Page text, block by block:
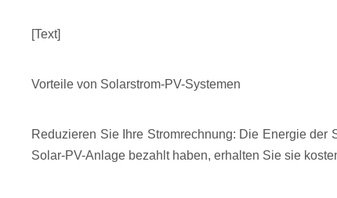
[Text]
Vorteile von Solarstrom-PV-Systemen
Reduzieren Sie Ihre Stromrechnung: Die Energie
Solar-PV-Anlage bezahlt haben, erhalten Sie sie